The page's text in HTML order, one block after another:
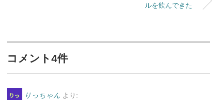
ルを飲んできた
コメント4件
りっちゃん より: